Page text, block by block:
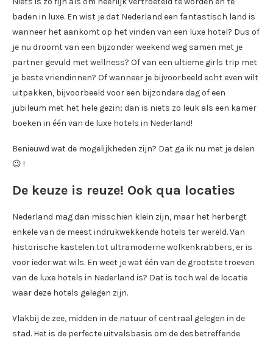
baden in luxe. En wist je dat Nederland een fantastisch land is
wanneer het aankomt op het vinden van een luxe hotel? Dus of
je nu droomt van een bijzonder weekend weg samen met je
partner gevuld met wellness? Of van een ultieme girls trip met
je beste vriendinnen? Of wanneer je bijvoorbeeld echt even wilt
uitpakken, bijvoorbeeld voor een bijzondere dag of een
jubileum met het hele gezin; dan is niets zo leuk als een kamer
boeken in één van de luxe hotels in Nederland!
Benieuwd wat de mogelijkheden zijn? Dat ga ik nu met je delen
😉 !
De keuze is reuze! Ook qua locaties
Nederland mag dan misschien klein zijn, maar het herbergt
enkele van de meest indrukwekkende hotels ter wereld. Van
historische kastelen tot ultramoderne wolkenkrabbers, er is
voor ieder wat wils. En weet je wat één van de grootste troeven
van de luxe hotels in Nederland is? Dat is toch wel de locatie
waar deze hotels gelegen zijn.
Vlakbij de zee, midden in de natuur of centraal gelegen in de
stad. Het is de perfecte uitvalsbasis om de desbetreffende